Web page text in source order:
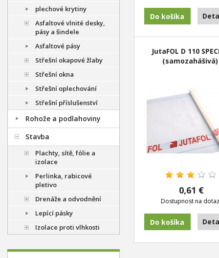
JutaFOL D 110
(samozahášivá)
0,61 €
Dostupnost na
plechové krytiny
Asfaltové vlnité desky,
pásy a šindele
Asfaltové pásy
Střešní okapové žlaby
Střešní okna
Střešní oplechování
Střešní příslušenství
Rohože a podlahoviny
Stavba
Plachty, sítě, fólie a
izolace
Perlinka, rabicové
pletivo
Drenáže a odvodnění
Lepící pásky
Izolace proti vlhkosti